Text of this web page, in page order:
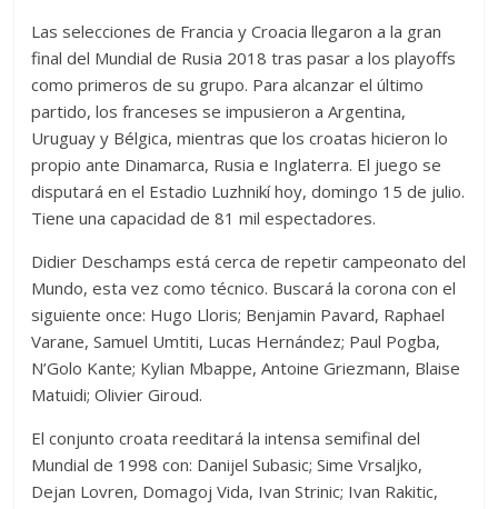
Las selecciones de Francia y Croacia llegaron a la gran
final del Mundial de Rusia 2018 tras pasar a los playoffs
como primeros de su grupo. Para alcanzar el último
partido, los franceses se impusieron a Argentina,
Uruguay y Bélgica, mientras que los croatas hicieron lo
propio ante Dinamarca, Rusia e Inglaterra. El juego se
disputará en el Estadio Luzhnikí hoy, domingo 15 de julio.
Tiene una capacidad de 81 mil espectadores.
Didier Deschamps está cerca de repetir campeonato del
Mundo, esta vez como técnico. Buscará la corona con el
siguiente once: Hugo Lloris; Benjamin Pavard, Raphael
Varane, Samuel Umtiti, Lucas Hernández; Paul Pogba,
N’Golo Kante; Kylian Mbappe, Antoine Griezmann, Blaise
Matuidi; Olivier Giroud.
El conjunto croata reeditará la intensa semifinal del
Mundial de 1998 con: Danijel Subasic; Sime Vrsaljko,
Dejan Lovren, Domagoj Vida, Ivan Strinic; Ivan Rakitic,